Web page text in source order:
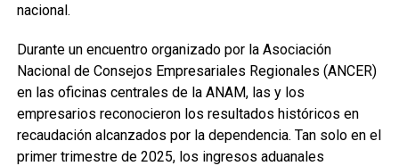
nacional.
Durante un encuentro organizado por la Asociación
Nacional de Consejos Empresariales Regionales (ANCER)
en las oficinas centrales de la ANAM, las y los
empresarios reconocieron los resultados históricos en
recaudación alcanzados por la dependencia. Tan solo en el
primer trimestre de 2025, los ingresos aduanales